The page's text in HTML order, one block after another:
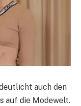
auch den
auf die Modewelt.